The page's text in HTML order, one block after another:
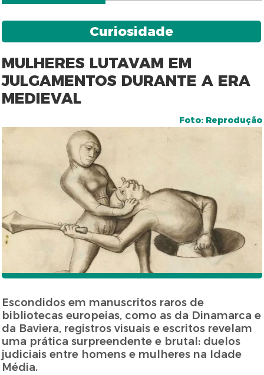
Curiosidade
MULHERES LUTAVAM EM
JULGAMENTOS DURANTE A ERA
MEDIEVAL
Foto: Reprodução
Escondidos em manuscritos raros de
bibliotecas europeias, como as da Dinamarca e
da Baviera, registros visuais e escritos revelam
uma prática surpreendente e brutal: duelos
judiciais entre homens e mulheres na Idade
Média.